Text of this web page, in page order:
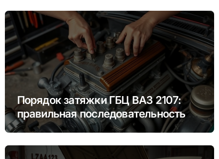
Порядок затяжки ГБЦ ВАЗ 2107:
правильная последовательность и
моменты